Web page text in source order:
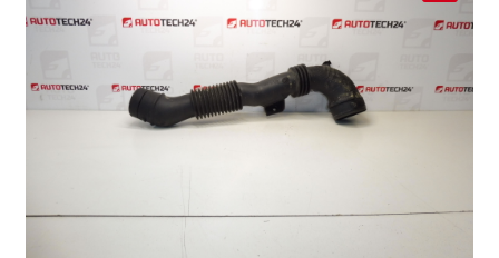
O nas
Polityka prywatności
🔍